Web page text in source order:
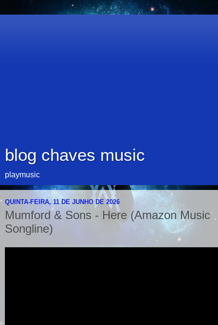
blog chaves music
playmusic
QUINTA-FEIRA, 11 DE JUNHO DE 2026
Mumford & Sons - Here (Amazon Music
Songline)